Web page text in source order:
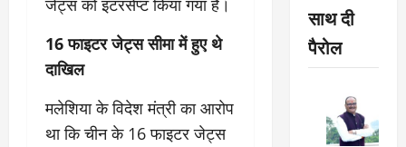
जेट्स को इंटरसेप्‍ट किया गया है।
16 फाइटर जेट्स सीमा में हुए थे
दाखिल
मलेशिया के विदेश मंत्री का आरोप
था कि चीन के 16 फाइटर जेट्स
साथ दी
पैरोल